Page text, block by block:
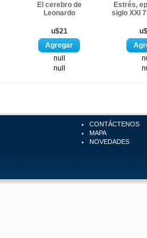
El cerebro de
Leonardo
u$21
null
null
Estrés,
siglo XXI
CONTÁCTENOS
MAPA
NOVEDADES